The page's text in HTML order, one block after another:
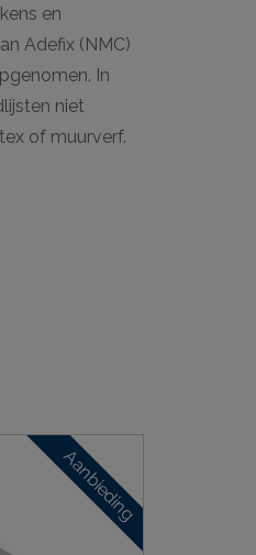
en
Adefix (NMC)
In
niet
of muurverf.
Aanbieding